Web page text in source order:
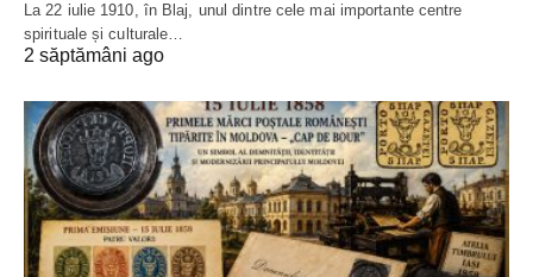
La 22 iulie 1910, în Blaj, unul dintre cele mai importante centre
spirituale și culturale…
2 săptămâni ago